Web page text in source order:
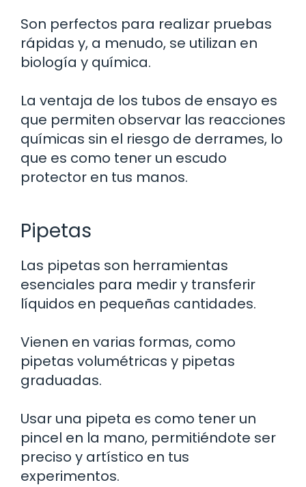
Son perfectos para realizar pruebas
rápidas y, a menudo, se utilizan en
biología y química.
La ventaja de los tubos de ensayo es
que permiten observar las reacciones
químicas sin el riesgo de derrames, lo
que es como tener un escudo
protector en tus manos.
Pipetas
Las pipetas son herramientas
esenciales para medir y transferir
líquidos en pequeñas cantidades.
Vienen en varias formas, como
pipetas volumétricas y pipetas
graduadas.
Usar una pipeta es como tener un
pincel en la mano, permitiéndote ser
preciso y artístico en tus
experimentos.